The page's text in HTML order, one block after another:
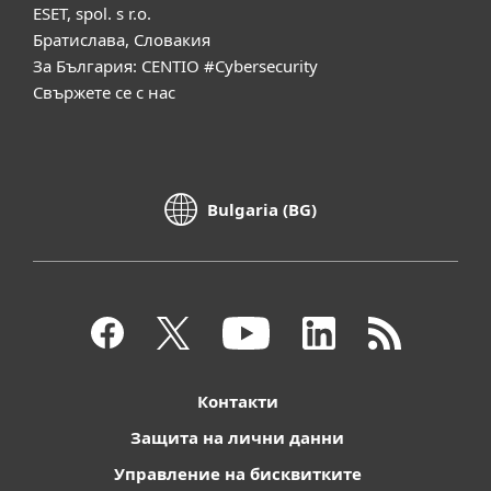
ESET, spol. s r.o.
Братислава, Словакия
За България: CENTIO #Cybersecurity
Свържете се с нас
Bulgaria (BG)
Контакти
Защита на лични данни
Управление на бисквитките